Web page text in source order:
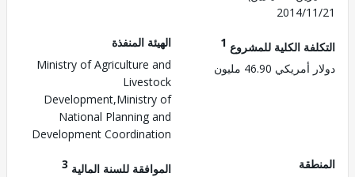
2014/
الكلية للمشروع1
46.90 مليون
الهيئة المنفذة
Ministry of Agriculture and
Livestock
Development,Ministry of
National Planning and
Development Coordination
الموافقة للسنة المالية3